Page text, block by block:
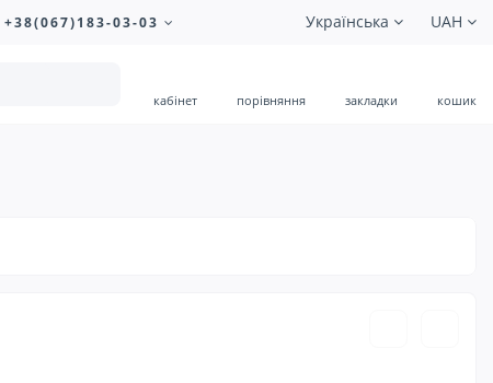
+38(067)183-03-03 UAH
Українська
кабінет порівняння закладки кошик